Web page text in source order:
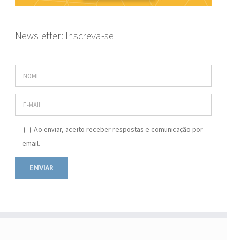
Newsletter: Inscreva-se
Ao enviar, aceito receber respostas e comunicação por
email.